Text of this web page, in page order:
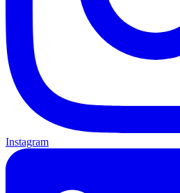
Instagram